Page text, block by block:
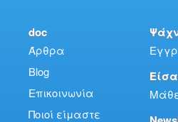
doc
Άρθρα
Blog
Επικοινωνία
Ποιοί είμαστε